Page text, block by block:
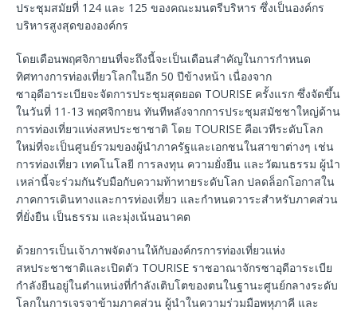
ประชุมสมัยที่ 124 และ 125 ของคณะมนตรีบริหาร ซึ่งเป็นองค์กร
บริหารสูงสุดขององค์กร
โดยเดือนพฤศจิกายนที่จะถึงนี้จะเป็นเดือนสำคัญในการกำหนด
ทิศทางการท่องเที่ยวโลกในอีก 50 ปีข้างหน้า เนื่องจาก
ซาอุดีอาระเบียจะจัดการประชุมสุดยอด TOURISE ครั้งแรก ซึ่งจัดขึ้น
ในวันที่ 11-13 พฤศจิกายน ทันทีหลังจากการประชุมสมัชชาใหญ่ด้าน
การท่องเที่ยวแห่งสหประชาชาติ โดย TOURISE คือเวทีระดับโลก
ใหม่ที่จะเป็นศูนย์รวมของผู้นำภาครัฐและเอกชนในสาขาต่างๆ เช่น
การท่องเที่ยว เทคโนโลยี การลงทุน ความยั่งยืน และวัฒนธรรม ผู้นำ
เหล่านี้จะร่วมกันรับมือกับความท้าทายระดับโลก ปลดล็อกโอกาสใน
ภาคการเดินทางและการท่องเที่ยว และกำหนดวาระสำหรับภาคส่วน
ที่ยั่งยืน เป็นธรรม และมุ่งเน้นอนาคต
ด้วยการเป็นเจ้าภาพจัดงานให้กับองค์กรการท่องเที่ยวแห่ง
สหประชาชาติและเปิดตัว TOURISE ราชอาณาจักรซาอุดีอาระเบีย
กำลังยืนอยู่ในตำแหน่งที่กำลังเติบโตของตนในฐานะศูนย์กลางระดับ
โลกในการเจรจาข้ามภาคส่วน ผู้นำในความร่วมมือพหุภาคี และ